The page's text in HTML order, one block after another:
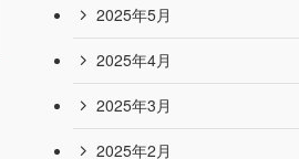
2025年12月
2025年11月
2025年10月
2025年9月